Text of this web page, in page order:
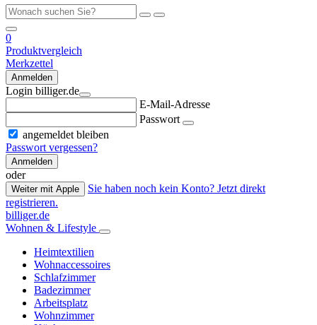
0
Produktvergleich
Merkzettel
Anmelden
Login billiger.de
E-Mail-Adresse
Passwort
angemeldet bleiben
Passwort vergessen?
Anmelden
oder
Weiter mit Apple
Sie haben noch kein Konto? Jetzt direkt
registrieren.
billiger.de
Wohnen & Lifestyle
Heimtextilien
Wohnaccessoires
Schlafzimmer
Badezimmer
Arbeitsplatz
Wohnzimmer